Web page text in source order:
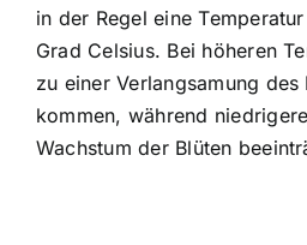
in der Regel eine
Grad Celsius. Bei höheren
zu einer Verlangsamung des
kommen, während
Wachstum der Blüten